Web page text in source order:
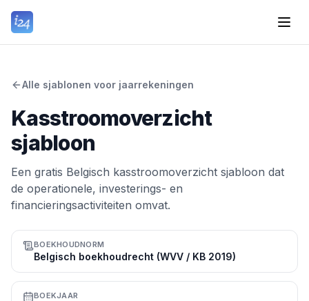
Alle sjablonen voor jaarrekeningen
Kasstroomoverzicht
sjabloon
Een gratis Belgisch kasstroomoverzicht sjabloon dat
de operationele, investerings- en
financieringsactiviteiten omvat.
BOEKHOUDNORM
Belgisch boekhoudrecht (WVV / KB 2019)
BOEKJAAR